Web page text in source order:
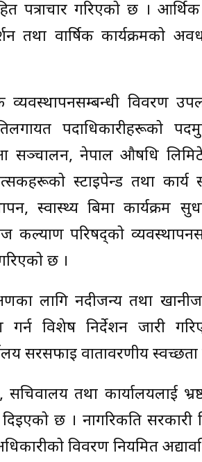
पत्राचार गरिएको छ ।
तथा वार्षिक कार्यक्रमको
विवरण
पदाधिकारीहरूको
सञ्चालन, नेपाल औषधि
स्टाइपेन्ड तथा
स्वास्थ्य बिमा कार्यक्रम
परिषद्को
छ ।
लागि नदीजन्य तथा
गर्न विशेष निर्देशन जारी
सरसफाइ वातावरणीय स्वच्छता
तथा कार्यालयलाई
दिइएको छ । नागरिकप्रति
अधिकारीको विवरण नियमित